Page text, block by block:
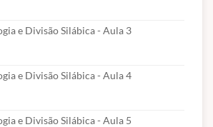
e Divisão Silábica - Aula 3
e Divisão Silábica - Aula 4
e Divisão Silábica - Aula 5